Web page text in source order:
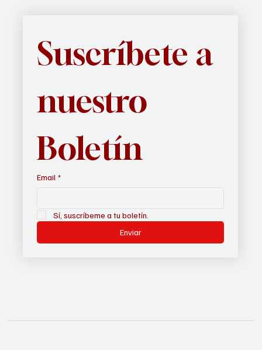
Suscríbete a
nuestro
Boletín
Email *
Sí, suscríbeme a tu boletín.
Enviar